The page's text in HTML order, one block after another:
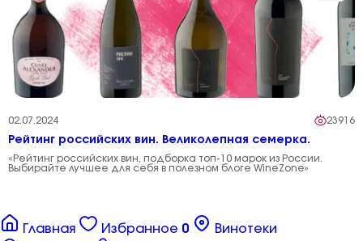
02.07.2024 23916
Рейтинг российских вин. Великолепная семерка.
«Рейтинг российских вин, подборка топ-10 марок из России.
Выбирайте лучшее для себя в полезном блоге WineZone»
Главная Избранное 0
Винотеки